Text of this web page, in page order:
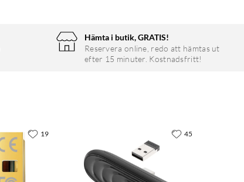
Hämta i butik, GRATIS!
Reservera online, redo att hämtas ut
efter 15 minuter. Kostnadsfritt!
19 45